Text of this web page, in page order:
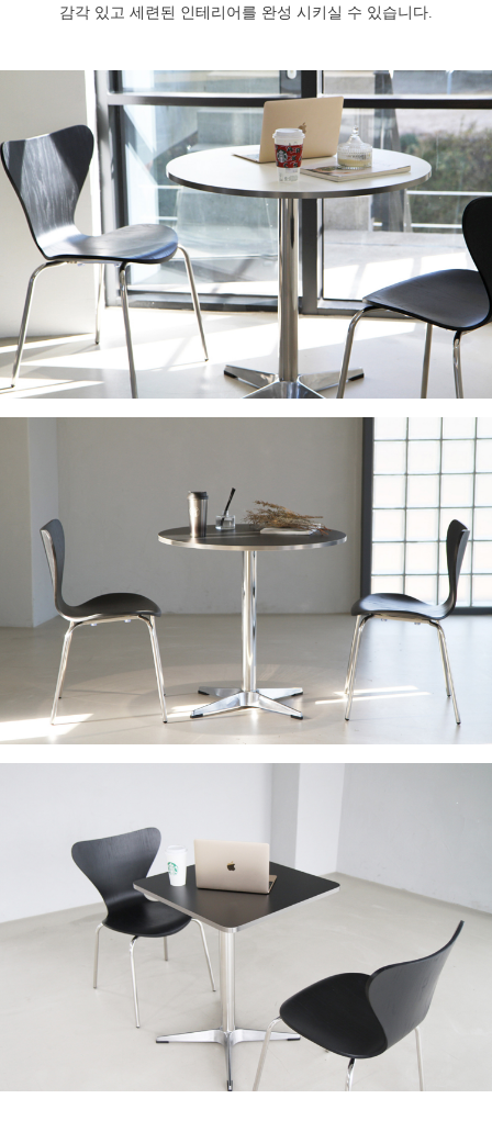
감각 있고 세련된 인테리어를 완성 시키실 수 있습니다.